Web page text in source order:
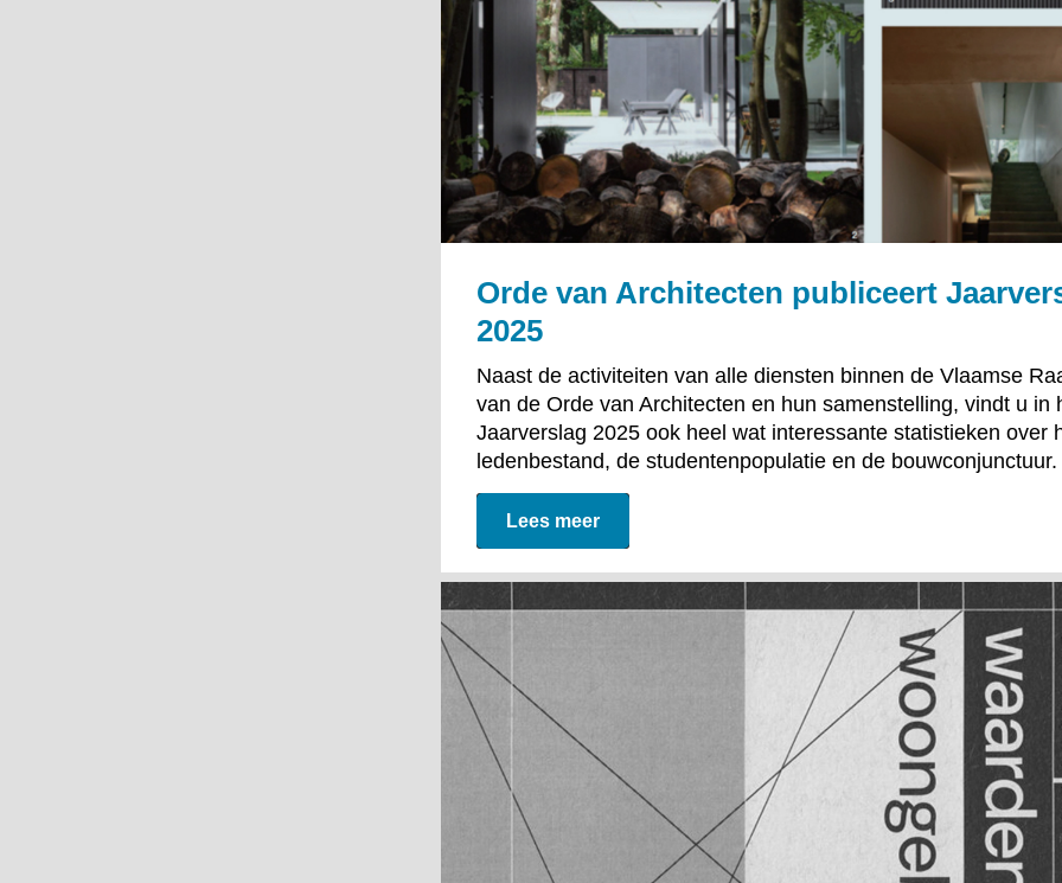
Orde van Architecten publiceert
2025
Naast de activiteiten van alle diensten binnen de Vlaamse
van de Orde van Architecten en hun samenstelling, vindt u in
Jaarverslag 2025 ook heel wat interessante statistieken over
ledenbestand, de studentenpopulatie en de bouwconjunctuur.
Lees meer